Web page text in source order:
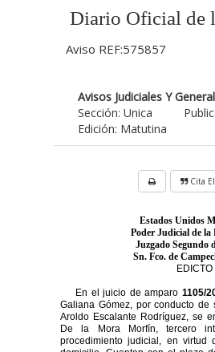
Diario Oficial de
Aviso REF:575857
Avisos Judiciales Y
Sección: Unica
Edición: Matutina
Cita